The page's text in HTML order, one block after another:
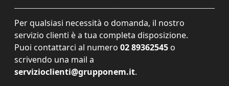
Per qualsiasi necessità o domanda, il nostro
servizio clienti è a tua completa disposizione.
Puoi contattarci al numero 02 89362545 o
scrivendo una mail a
servizioclienti@grupponem.it.